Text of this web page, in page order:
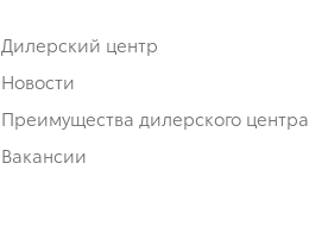
Дилерский центр
Новости
Преимущества дилерского центра
Вакансии